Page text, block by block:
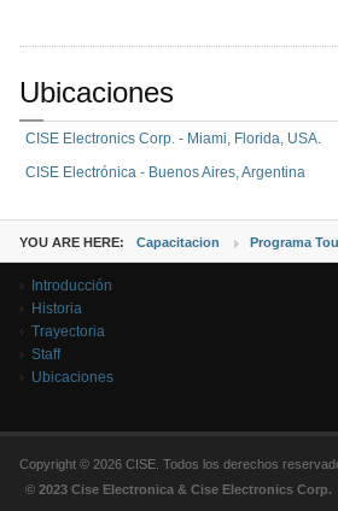
Ubicaciones
CISE Electronics Corp. - Miami, Florida, USA.
CISE Electrónica - Buenos Aires, Argentina
YOU ARE HERE: Capacitacion Programa
Introducción
Historia
Trayectoria
Staff
Ubicaciones
Copyright © 2026 CISE. Todos los derechos
© 2023 Cise Electronica & Cise Electronics Corp.